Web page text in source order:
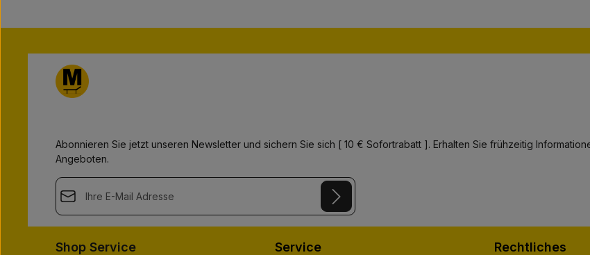
Abonnieren Sie jetzt unseren Newsletter und sichern Sie sich [ 10 € Sofortrabatt ]. Erhalten Sie frühzeitig
Angeboten.
E-Mail-Adresse*
Datenschutz
Ich habe dieDatenschutzbestimmungen
zur Kenntnis
Die mit einem Stern (*) markierten Felder sind Pflichtfelder.
Shop Service Service Rechtliches